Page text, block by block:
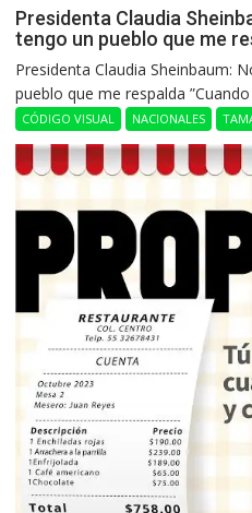
Presidenta Claudia
tengo un pueblo que me
Presidenta Claudia Sheinbaum:
pueblo que me respalda
CÓDIGO VISUAL NACIONALES